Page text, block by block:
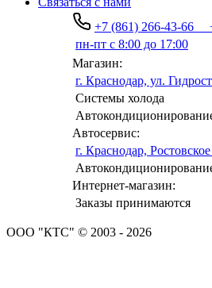
+7 (861) 266-43-66
пн-пт с 8:00 до 17:00
Магазин:
г. Краснодар, ул.
Системы холода
Автосервис:
г. Краснодар,
Интернет-магазин:
Заказы принимаются
ООО "КТС" © 2003 - 2026